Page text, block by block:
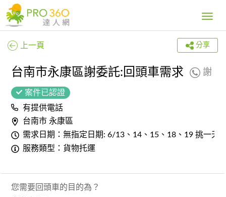
Toggle
上一頁 分享
台南市永康區謝委託:回頭車需求 謝
案件已認證
有提供電話
台南市 永康區
需求日期：無指定日期: 6/13、14、15、18、19 挑一天
服務類型：貨物托運
您需要回頭車的目的為？